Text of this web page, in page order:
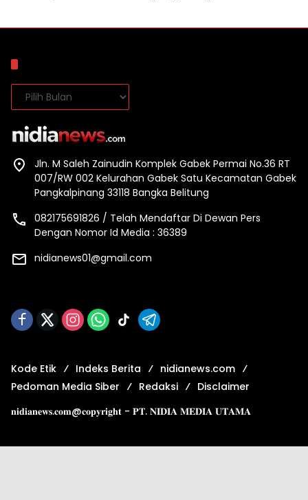
Arsip
Jln. M Saleh Zainudin Komplek Gabek Permai No.36 RT
007/RW 002 Kelurahan Gabek Satu Kecamatan Gabek
Pangkalpinang 33118 Bangka Belitung
082175691826 / Telah Mendaftar Di Dewan Pers
Dengan Nomor Id Media : 36389
nidianews01@gmail.com
Kode Etik Indeks Berita
nidianews.com
Pedoman Media Siber
Redaksi
Disclaimer
𝐧𝐢𝐝𝐢𝐚𝐧𝐞𝐰𝐬.𝐜𝐨𝐦@𝐜𝐨𝐩𝐲𝐫𝐢𝐠𝐡𝐭 - 𝐏𝐓. 𝐍𝐈𝐃𝐈𝐀 𝐌𝐄𝐃𝐈𝐀 𝐔𝐓𝐀𝐌𝐀